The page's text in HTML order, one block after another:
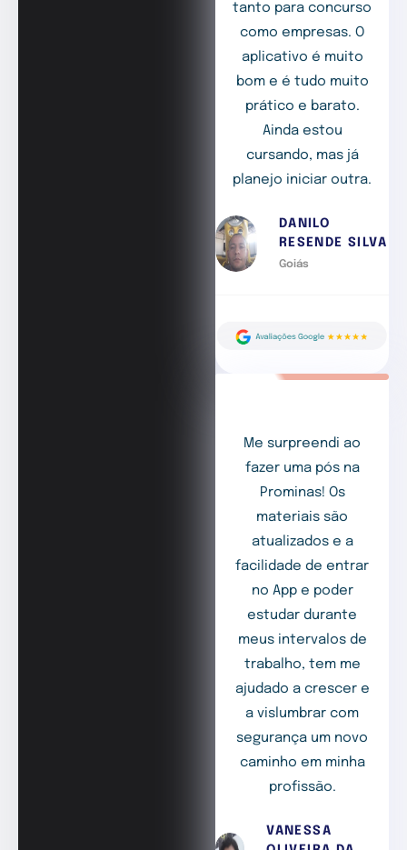
tanto para concurso
como empresas. O
aplicativo é muito
bom e é tudo muito
prático e barato.
Ainda estou
cursando, mas já
planejo iniciar outra.
DANILO
RESENDE SILVA
Goiás
Me surpreendi ao
fazer uma pós na
Prominas! Os
materiais são
atualizados e a
facilidade de entrar
no App e poder
estudar durante
meus intervalos de
trabalho, tem me
ajudado a crescer e
a vislumbrar com
segurança um novo
caminho em minha
profissão.
VANESSA